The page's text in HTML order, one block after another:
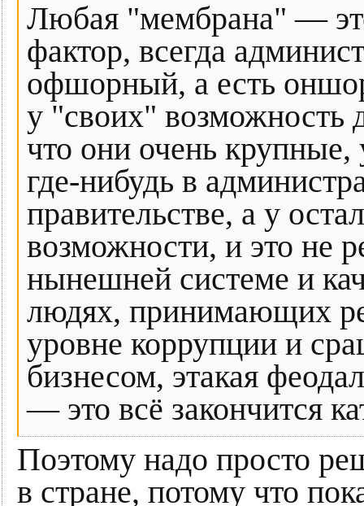
Любая "мембрана" —
фактор, всегда
офшорный, а есть
у "своих" возможность
что они очень
где-нибудь в
правительстве, а у
возможности, и это не
нынешней системе и
людях, принимающих
уровне коррупции и
бизнесом, этакая
— это всё закончится
Поэтому надо просто
в стране, потому что